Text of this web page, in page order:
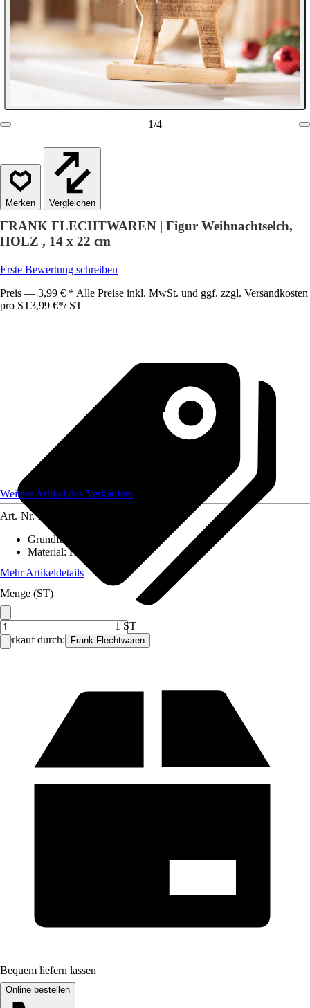
1/4
Vergleichen
FRANK FLECHTWAREN | Figur Weihnachtselch,
HOLZ , 14 x 22 cm
Erste Bewertung schreiben
Preis — 3,99 € * Alle Preise inkl. MwSt. und ggf. zzgl. Versandkosten
pro ST3,99 €*/ ST
Verkauf durch: Frank Flechtwaren
Weitere Artikel des Verkäufers
Art.-Nr. 12584400
Grundfarbe
Material:Holz
Mehr Artikeldetails
Menge (ST)
1 ST
Bequem liefern lassen
Online bestellen